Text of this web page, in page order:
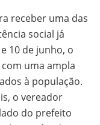
receber uma das
social já
10 de junho, o
uma ampla
à população.
o vereador
do prefeito